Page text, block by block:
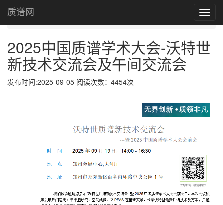
质谱网
首页
2025中国质谱学术大会-沃特世
新技术交流会及午间交流会
发布时间:2025-09-05 阅读次数：4454次